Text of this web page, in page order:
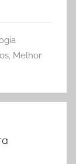
, Melhor